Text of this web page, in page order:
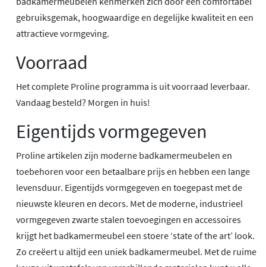
gebruiksgemak, hoogwaardige en degelijke kwaliteit en een
attractieve vormgeving.
Voorraad
Het complete Proline programma is uit voorraad leverbaar.
Vandaag besteld? Morgen in huis!
Eigentijds vormgegeven
Proline artikelen zijn moderne badkamermeubelen en
toebehoren voor een betaalbare prijs en hebben een lange
levensduur. Eigentijds vormgegeven en toegepast met de
nieuwste kleuren en decors. Met de moderne, industrieel
vormgegeven zwarte stalen toevoegingen en accessoires
krijgt het badkamermeubel een stoere ‘state of the art’ look.
Zo creëert u altijd een uniek badkamermeubel. Met de ruime